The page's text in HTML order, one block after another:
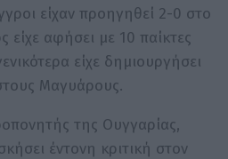
είχαν προηγηθεί 2-0 στο
είχε αφήσει με 10 παίκτες
είχε δημιουργήσει
Μαγυάρους.
της Ουγγαρίας,
έντονη κριτική στον